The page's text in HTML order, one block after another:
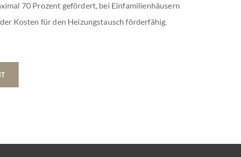
70 Prozent gefördert, bei Einfamilienhäusern
Kosten für den Heizungstausch förderfähig.